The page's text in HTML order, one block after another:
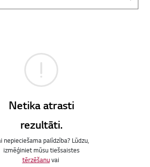
Netika atrasti
rezultāti.
nepieciešama palīdzība? Lūdzu,
izmēģiniet mūsu tiešsaistes
tērzēšanuvai